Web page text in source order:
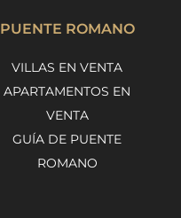
PUENTE ROMANO
VILLAS EN VENTA
APARTAMENTOS EN
VENTA
GUÍA DE PUENTE
ROMANO